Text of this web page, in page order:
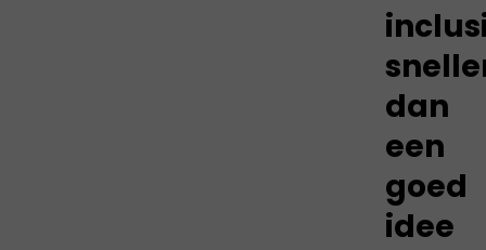
dan
een
goed
idee